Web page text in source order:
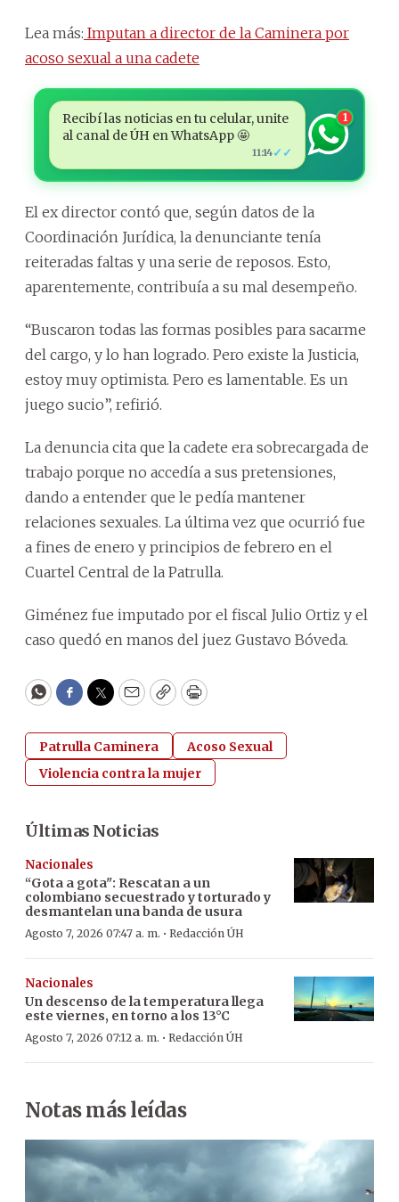
Lea más: Imputan a director de la Caminera por
acoso sexual a una cadete
Recibí las noticias en tu celular, unite
al canal de ÚH en WhatsApp 🤩
11:14✓✓
1
El ex director contó que, según datos de la
Coordinación Jurídica, la denunciante tenía
reiteradas faltas y una serie de reposos. Esto,
aparentemente, contribuía a su mal desempeño.
“Buscaron todas las formas posibles para sacarme
del cargo, y lo han logrado. Pero existe la Justicia,
estoy muy optimista. Pero es lamentable. Es un
juego sucio”, refirió.
La denuncia cita que la cadete era sobrecargada de
trabajo porque no accedía a sus pretensiones,
dando a entender que le pedía mantener
relaciones sexuales. La última vez que ocurrió fue
a fines de enero y principios de febrero en el
Cuartel Central de la Patrulla.
Giménez fue imputado por el fiscal Julio Ortiz y el
caso quedó en manos del juez Gustavo Bóveda.
WhatsApp
Facebook
Twitter
EmailCopyPrint
Patrulla Caminera
Acoso Sexual
Violencia contra la mujer
Últimas Noticias
Nacionales
“Gota a gota": Rescatan a un
colombiano secuestrado y torturado y
desmantelan una banda de usura
Agosto 7, 2026 07:47 a. m. · Redacción ÚH
Nacionales
Un descenso de la temperatura llega
este viernes, en torno a los 13°C
Agosto 7, 2026 07:12 a. m. · Redacción ÚH
Notas más leídas